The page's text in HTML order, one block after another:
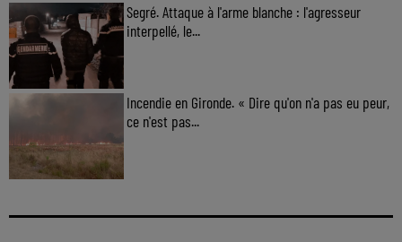
Segré. Attaque à l'arme blanche : l'agresseur
interpellé, le...
Incendie en Gironde. « Dire qu'on n'a pas eu peur,
ce n'est pas...